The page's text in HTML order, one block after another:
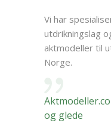
Vi har
utdrikningslag
aktmodeller til
Norge.
og glede